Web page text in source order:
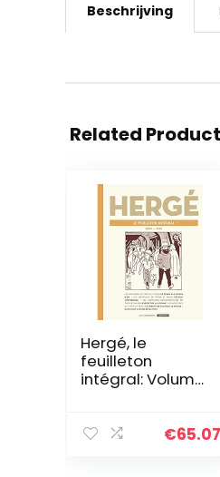
Beschrijving
Related
Hergé, le
feuilleton
intégral: Volume
€65.07